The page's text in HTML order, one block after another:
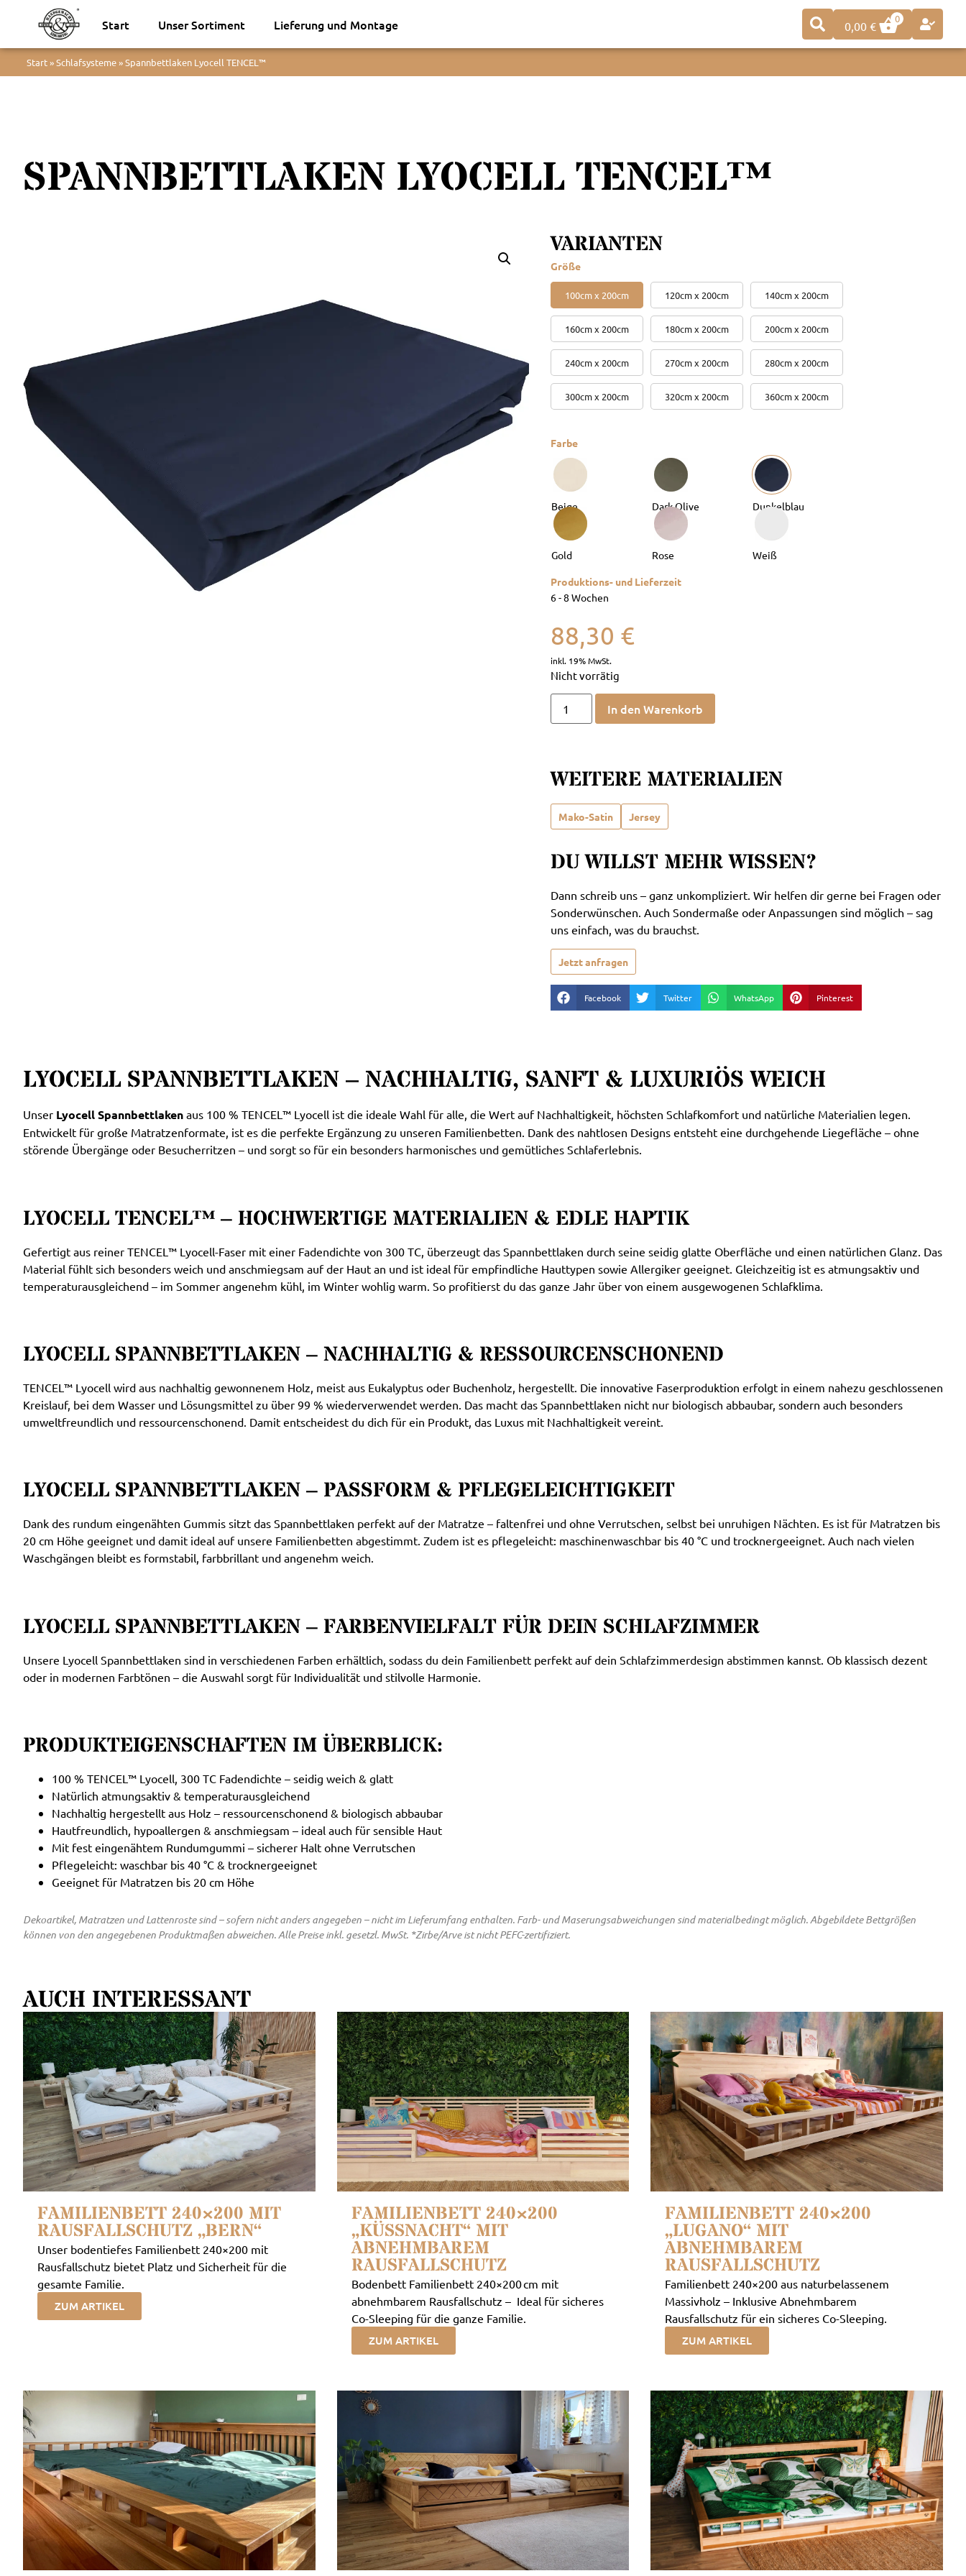
0,00 €
0
Start Unser Sortiment Lieferung und Montage
Start»Schlafsysteme»Spannbettlaken Lyocell TENCEL™
SPANNBETTLAKEN LYOCELL TENCEL™
VARIANTEN
Größe
100cm x 200cm 120cm x 200cm 140cm x 200cm
160cm x 200cm 180cm x 200cm 200cm x 200cm
240cm x 200cm 270cm x 200cm 280cm x 200cm
300cm x 200cm 320cm x 200cm 360cm x 200cm
Farbe
Produktions- und Lieferzeit
6 - 8 Wochen
88,30 €
Nicht vorrätig
In den Warenkorb
WEITERE MATERIALIEN
Mako-Satin Jersey
DU WILLST MEHR WISSEN?
Dann schreib uns – ganz unkompliziert. Wir helfen dir gerne bei Fragen oder
Sonderwünschen. Auch Sondermaße oder Anpassungen sind möglich – sag
uns einfach, was du brauchst.
Jetzt anfragen
Facebook Twitter WhatsApp Pinterest
LYOCELL SPANNBETTLAKEN – NACHHALTIG, SANFT & LUXURIÖS WEICH
Unser Lyocell Spannbettlaken aus 100 % TENCEL™ Lyocell ist die ideale Wahl für alle, die Wert auf Nachhaltigkeit, höchsten Schlafkomfort und natürliche Materialien legen.
Entwickelt für große Matratzenformate, ist es die perfekte Ergänzung zu unseren Familienbetten. Dank des nahtlosen Designs entsteht eine durchgehende Liegefläche – ohne
störende Übergänge oder Besucherritzen – und sorgt so für ein besonders harmonisches und gemütliches Schlaferlebnis.
LYOCELL TENCEL™ – HOCHWERTIGE MATERIALIEN & EDLE HAPTIK
Gefertigt aus reiner TENCEL™ Lyocell-Faser mit einer Fadendichte von 300 TC, überzeugt das Spannbettlaken durch seine seidig glatte Oberfläche und einen natürlichen Glanz. Das
Material fühlt sich besonders weich und anschmiegsam auf der Haut an und ist ideal für empfindliche Hauttypen sowie Allergiker geeignet. Gleichzeitig ist es atmungsaktiv und
temperaturausgleichend – im Sommer angenehm kühl, im Winter wohlig warm. So profitierst du das ganze Jahr über von einem ausgewogenen Schlafklima.
LYOCELL SPANNBETTLAKEN – NACHHALTIG & RESSOURCENSCHONEND
TENCEL™ Lyocell wird aus nachhaltig gewonnenem Holz, meist aus Eukalyptus oder Buchenholz, hergestellt. Die innovative Faserproduktion erfolgt in einem nahezu geschlossenen
Kreislauf, bei dem Wasser und Lösungsmittel zu über 99 % wiederverwendet werden. Das macht das Spannbettlaken nicht nur biologisch abbaubar, sondern auch besonders
umweltfreundlich und ressourcenschonend. Damit entscheidest du dich für ein Produkt, das Luxus mit Nachhaltigkeit vereint.
LYOCELL SPANNBETTLAKEN – PASSFORM & PFLEGELEICHTIGKEIT
Dank des rundum eingenähten Gummis sitzt das Spannbettlaken perfekt auf der Matratze – faltenfrei und ohne Verrutschen, selbst bei unruhigen Nächten. Es ist für Matratzen bis
20 cm Höhe geeignet und damit ideal auf unsere Familienbetten abgestimmt. Zudem ist es pflegeleicht: maschinenwaschbar bis 40 °C und trocknergeeignet. Auch nach vielen
Waschgängen bleibt es formstabil, farbbrillant und angenehm weich.
LYOCELL SPANNBETTLAKEN – FARBENVIELFALT FÜR DEIN SCHLAFZIMMER
Unsere Lyocell Spannbettlaken sind in verschiedenen Farben erhältlich, sodass du dein Familienbett perfekt auf dein Schlafzimmerdesign abstimmen kannst. Ob klassisch dezent
oder in modernen Farbtönen – die Auswahl sorgt für Individualität und stilvolle Harmonie.
PRODUKTEIGENSCHAFTEN IM ÜBERBLICK:
100 % TENCEL™ Lyocell, 300 TC Fadendichte – seidig weich & glatt
Natürlich atmungsaktiv & temperaturausgleichend
Nachhaltig hergestellt aus Holz – ressourcenschonend & biologisch abbaubar
Hautfreundlich, hypoallergen & anschmiegsam – ideal auch für sensible Haut
Mit fest eingenähtem Rundumgummi – sicherer Halt ohne Verrutschen
Pflegeleicht: waschbar bis 40 °C & trocknergeeignet
Geeignet für Matratzen bis 20 cm Höhe
Dekoartikel, Matratzen und Lattenroste sind – sofern nicht anders angegeben – nicht im Lieferumfang enthalten. Farb- und Maserungsabweichungen sind materialbedingt möglich. Abgebildete Bettgrößen
können von den angegebenen Produktmaßen abweichen. Alle Preise inkl. gesetzl. MwSt. *Zirbe/Arve ist nicht PEFC-zertifiziert.
AUCH INTERESSANT
FAMILIENBETT 240×200 MIT
RAUSFALLSCHUTZ „BERN“
Unser bodentiefes Familienbett 240×200 mit
Rausfallschutz bietet Platz und Sicherheit für die
gesamte Familie.
ZUM ARTIKEL
FAMILIENBETT 240×200
„KÜSSNACHT“ MIT
ABNEHMBAREM
RAUSFALLSCHUTZ
Bodenbett Familienbett 240×200 cm mit
abnehmbarem Rausfallschutz – Ideal für sicheres
Co-Sleeping für die ganze Familie.
ZUM ARTIKEL
FAMILIENBETT 240×200
„LUGANO“ MIT
ABNEHMBAREM
RAUSFALLSCHUTZ
Familienbett 240×200 aus naturbelassenem
Massivholz – Inklusive Abnehmbarem
Rausfallschutz für ein sicheres Co-Sleeping.
ZUM ARTIKEL